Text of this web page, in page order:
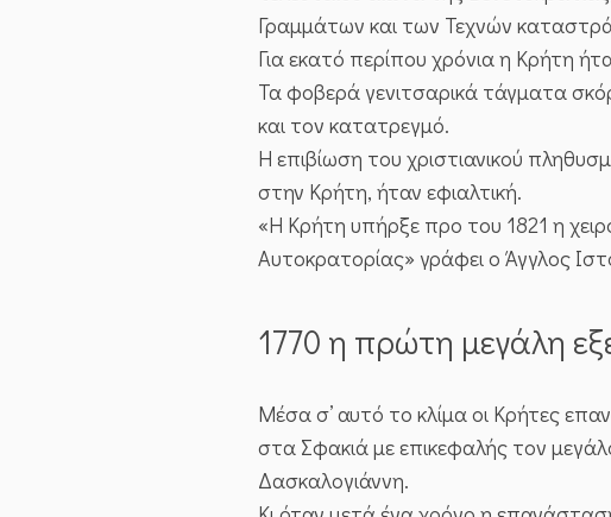
Γραμμάτων και των Τεχνών
Για εκατό περίπου χρόνια η Κρήτη
Τα φοβερά γενιτσαρικά τάγματα
και τον κατατρεγμό.
Η επιβίωση του χριστιανικού
στην Κρήτη, ήταν εφιαλτική.
«Η Κρήτη υπήρξε προ του 1821 η
Αυτοκρατορίας» γράφει ο Άγγλος
1770 η πρώτη μεγάλη
Μέσα σ’ αυτό το κλίμα οι Κρήτες
στα Σφακιά με επικεφαλής τον
Δασκαλογιάννη.